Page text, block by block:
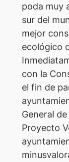
poda muy
sur del
mejor
ecológico
con la
el fin de
General
Proyecto